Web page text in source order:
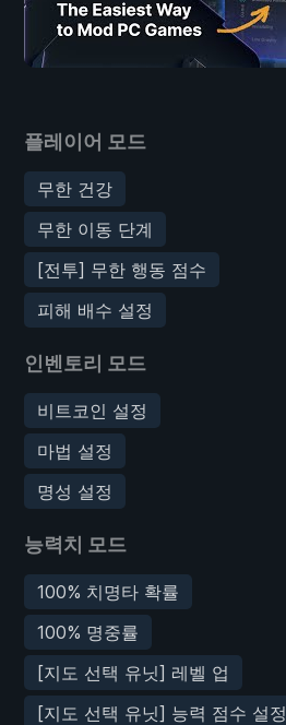
플레이어 모드
무한 건강
무한 이동 단계
[전투] 무한 행동 점수
피해 배수 설정
인벤토리 모드
비트코인 설정
마법 설정
명성 설정
능력치 모드
100% 치명타 확률
100% 명중률
[지도 선택 유닛] 레벨 업
[지도 선택 유닛] 능력 점수 설정